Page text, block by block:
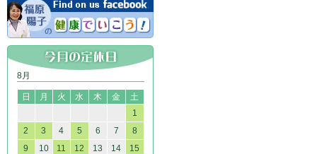
8月
日 月 火 水 木 金
土
1
2
3 4 5 6 7
8
9
10 11 12 13 14
15